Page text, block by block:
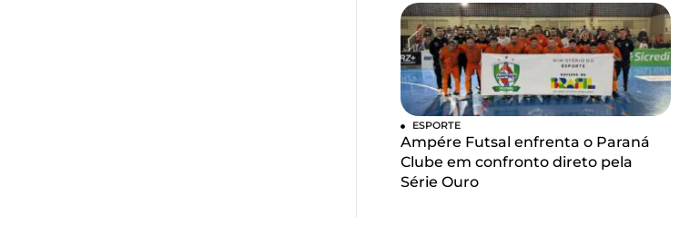
ESPORTE
Ampére Futsal enfrenta o Paraná
Clube em confronto direto pela
Série Ouro